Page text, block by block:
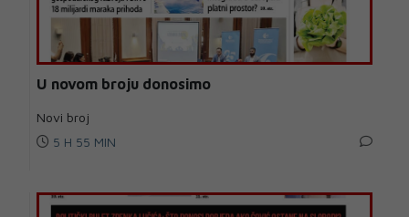
U novom broju donosimo
Novi broj
5 H 55 MIN